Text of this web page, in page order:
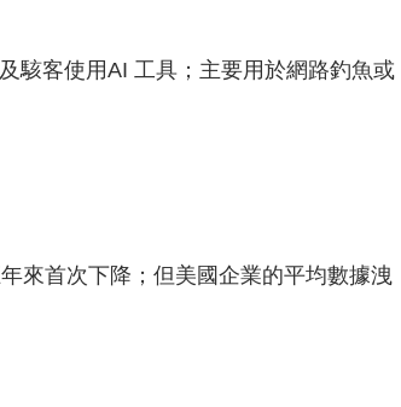
駭客使用AI 工具；主要用於網路釣魚或
來首次下降；但美國企業的平均數據洩